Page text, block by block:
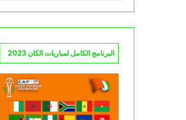
البرنامج الكامل لمباريات الكان 2023